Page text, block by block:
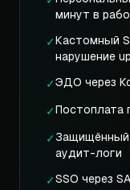
минут в
✓Кастомный
нарушение
✓ЭДО через
✓Постоплата
✓Защищённый
аудит-логи
✓SSO через